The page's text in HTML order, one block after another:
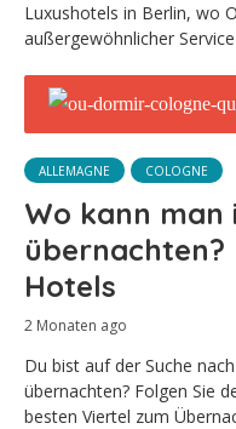
Luxushotels in Berlin, wo
außergewöhnlicher Service
ALLEMAGNE COLOGNE
Wo kann man
übernachten?
Hotels
2 Monaten ago
Du bist auf der Suche
übernachten? Folgen Sie
besten Viertel zum